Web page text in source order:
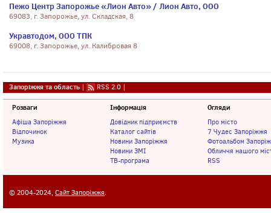
Пежо Центр Запорожье «Лион Авто» / Лион Авто, ООО
69083, г. Запорожье, ул. Складская, 8
Укравтодом, ООО ТПК
69008, г. Запорожье, ул. Калибровая 8
Запоріжжя та область | RSS 2.0 |
Розваги
Афіша Запоріжжя
Відпочинок
Музика
Інформація
Довідник підприємств
Каталог сайтів
Новини Запоріжжя
Новини ЗМІ
ТВ-програма
Огляди
Про місто
7 Чудес Запоріжжя
Фотоальбом
Обличчя нашого
RSS
© 2004-2024, Сайт Запоріжжя.